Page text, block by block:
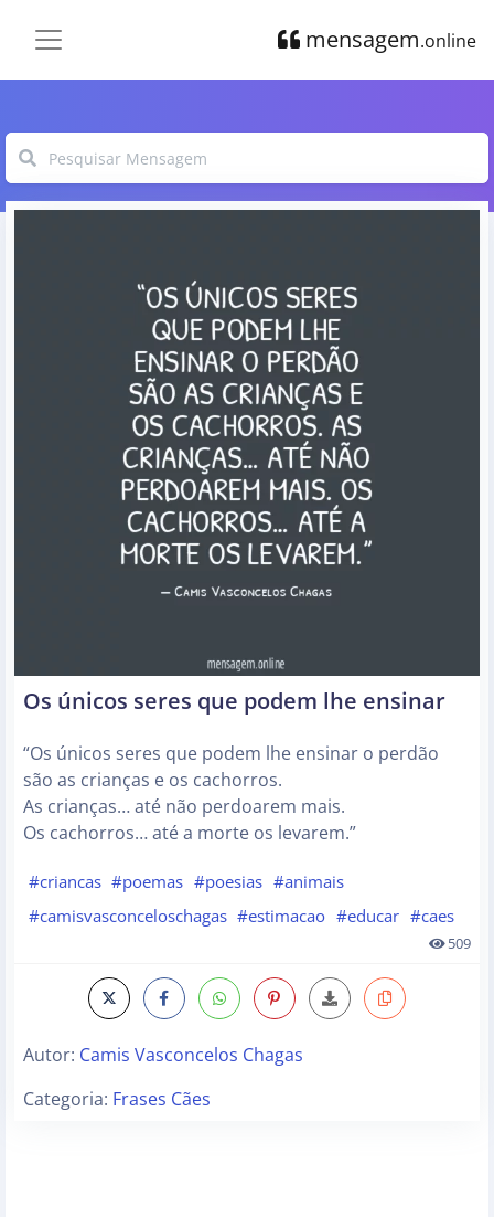
mensagem.online
Os únicos seres que podem lhe ensinar
“Os únicos seres que podem lhe ensinar o perdão
são as crianças e os cachorros.
As crianças… até não perdoarem mais.
Os cachorros… até a morte os levarem.”
#criancas #poemas #poesias #animais
#camisvasconceloschagas #estimacao #educar #caes
509
Autor: Camis Vasconcelos Chagas
Categoria: Frases Cães